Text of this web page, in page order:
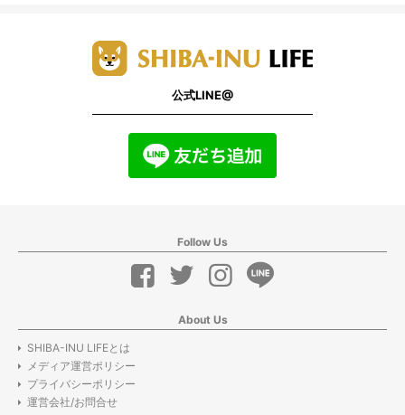
公式LINE@
Follow Us
About Us
SHIBA-INU LIFEとは
メディア運営ポリシー
プライバシーポリシー
運営会社/お問合せ